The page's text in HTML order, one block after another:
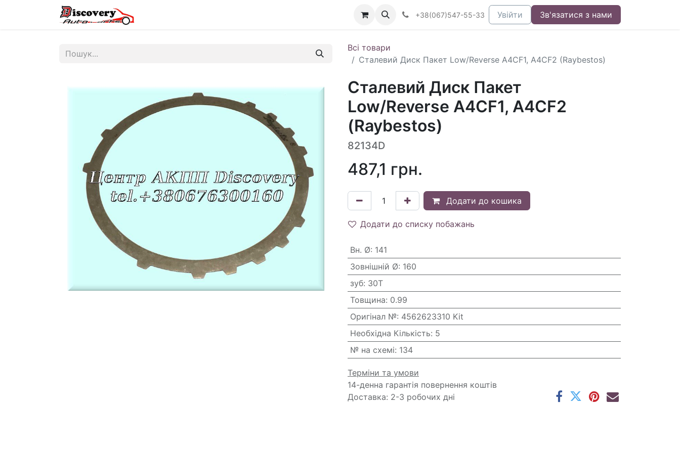
+38(067)547-55-33 Увійти Зв'язатися з нами
Всі товари
Сталевий Диск Пакет Low/Reverse A4CF1, A4CF2 (Raybestos)
Сталевий Диск Пакет
Low/Reverse A4CF1, A4CF2
(Raybestos)
82134D
487,1 грн.
Додати до кошика
Додати до списку побажань
Вн. Ø: 141
Зовнішній Ø: 160
зуб: 30T
Товщина: 0.99
Оригінал №: 4562623310 Kit
Необхідна Кількість: 5
№ на схемі: 134
Терміни та умови
14-денна гарантія повернення коштів
Доставка: 2-3 робочих дні